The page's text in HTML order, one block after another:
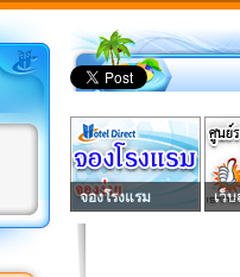
จองโรงแรม เว็บ